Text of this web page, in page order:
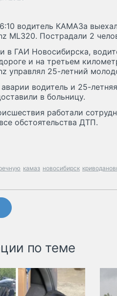
водитель КАМАЗа
ML320. Пострадали 2
в ГАИ Новосибирска,
и на третьем
управлял 25-летний
аварии водитель и 25-
в больницу.
работали
обстоятельства ДТП.
камаз новосибирск
по теме